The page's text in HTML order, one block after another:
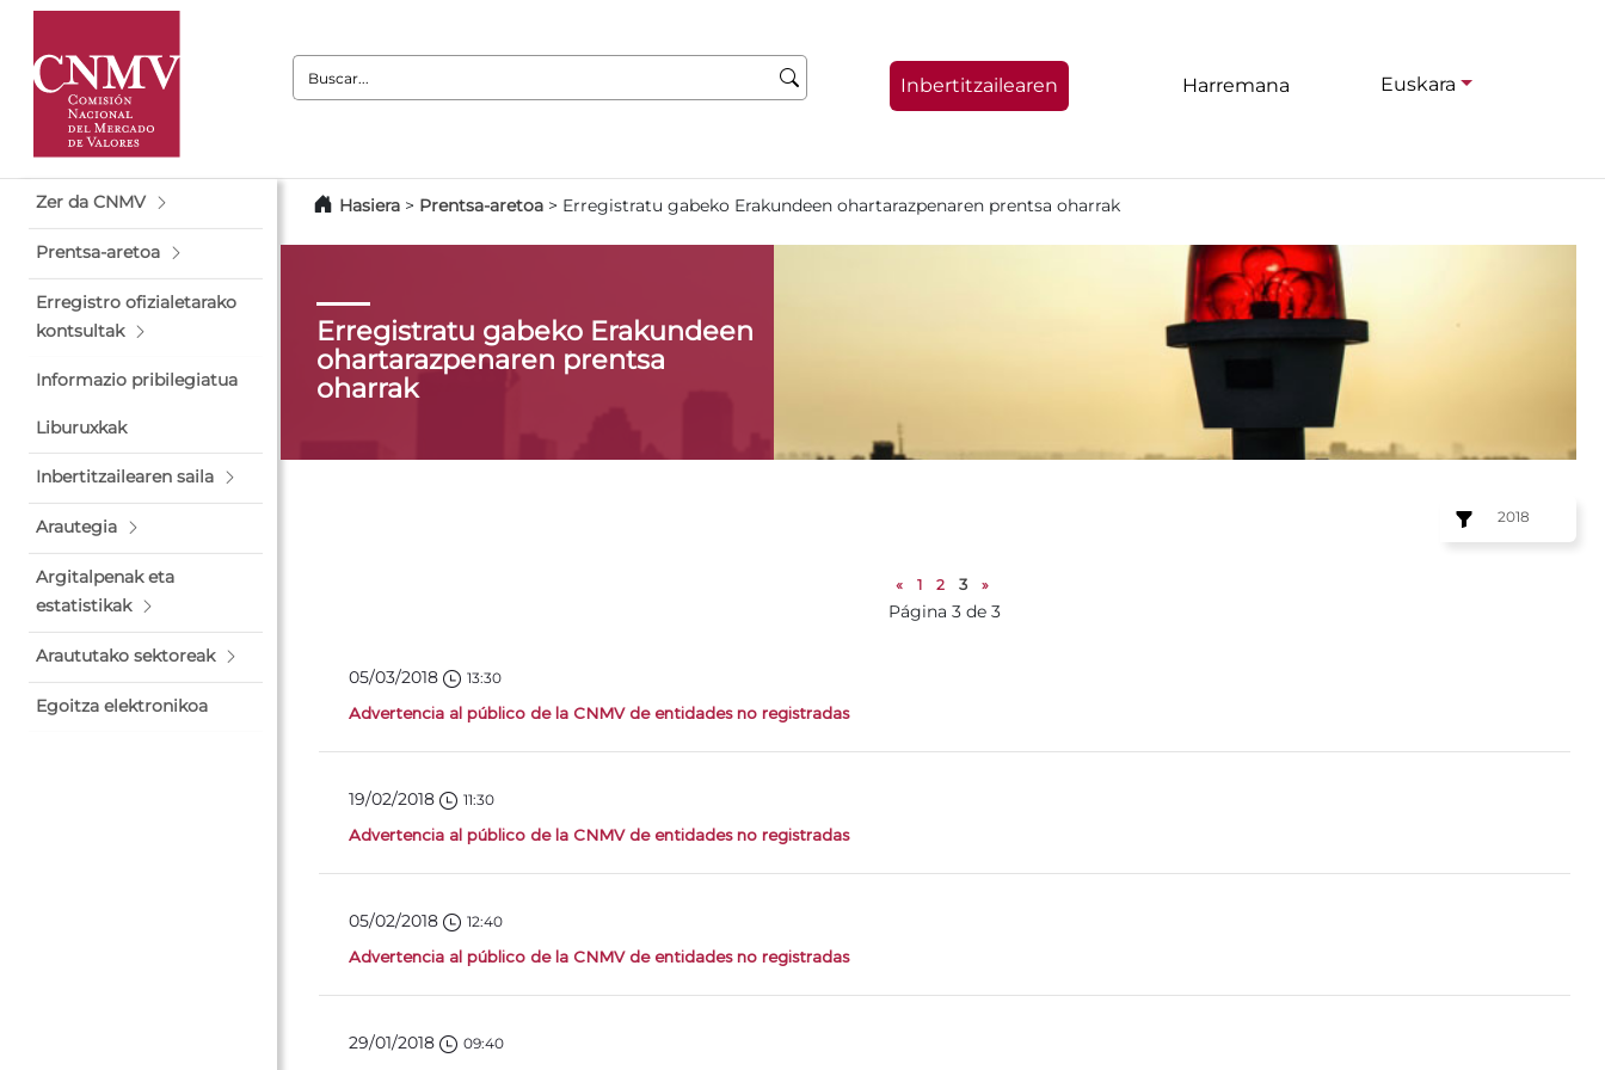
Buscar:
Inbertitzailearen Harremana Euskara
Zer da CNMV
Prentsa-aretoa
Erregistro ofizialetarako
kontsultak
Informazio pribilegiatua
Liburuxkak
Inbertitzailearen saila
Arautegia
Argitalpenak eta
estatistikak
Araututako sektoreak
Egoitza elektronikoa
Hasiera > Prentsa-aretoa > Erregistratu gabeko Erakundeen ohartarazpenaren prentsa oharrak
Erregistratu gabeko Erakundeen
ohartarazpenaren prentsa
oharrak
2018
« 1 2 3 »
Página 3 de 3
05/03/2018 13:30
Advertencia al público de la CNMV de entidades no registradas
19/02/2018 11:30
Advertencia al público de la CNMV de entidades no registradas
05/02/2018 12:40
Advertencia al público de la CNMV de entidades no registradas
29/01/2018 09:40